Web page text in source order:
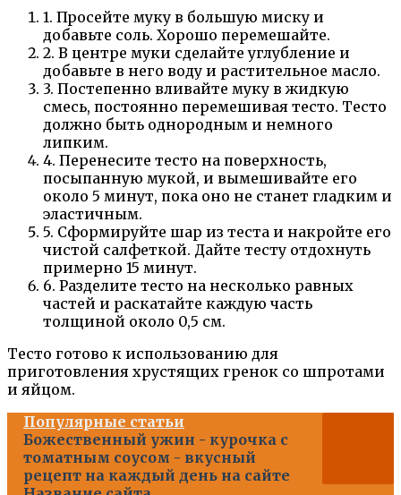
1. Просейте муку в большую миску и
добавьте соль. Хорошо перемешайте.
2. В центре муки сделайте углубление и
добавьте в него воду и растительное масло.
3. Постепенно вливайте муку в жидкую
смесь, постоянно перемешивая тесто. Тесто
должно быть однородным и немного
липким.
4. Перенесите тесто на поверхность,
посыпанную мукой, и вымешивайте его
около 5 минут, пока оно не станет гладким и
эластичным.
5. Сформируйте шар из теста и накройте его
чистой салфеткой. Дайте тесту отдохнуть
примерно 15 минут.
6. Разделите тесто на несколько равных
частей и раскатайте каждую часть
толщиной около 0,5 см.
Тесто готово к использованию для
приготовления хрустящих гренок со шпротами
и яйцом.
Популярные статьи
Божественный ужин - курочка с
томатным соусом - вкусный
рецепт на каждый день на сайте